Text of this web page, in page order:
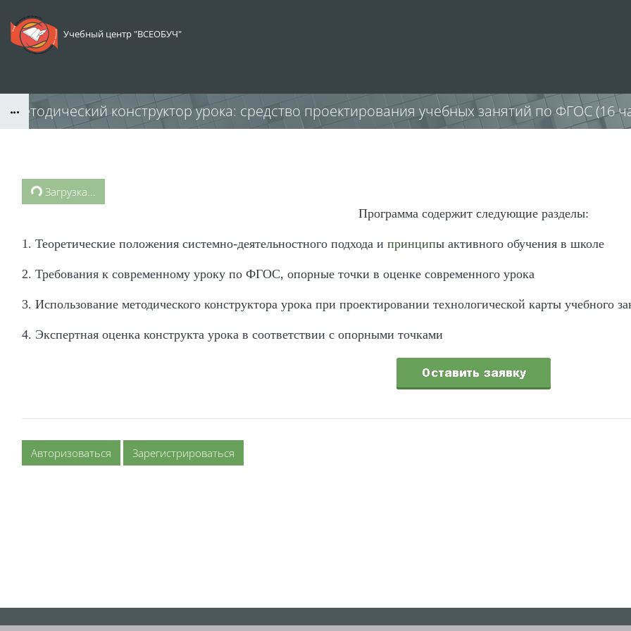
Учебный центр "ВСЕОБУЧ"
Методический конструктор урока: средство проектирования учебных занятий по ФГОС (16
Блоки
Загрузка...
Программа содержит следующие разделы:
1. Теоретические положения системно-деятельностного подхода и принципы активного обучения в школе
2. Требования к современному уроку по ФГОС, опорные точки в оценке современного урока
3. Использование методического конструктора урока при проектировании технологической карты учебного
4. Экспертная оценка конструкта урока в соответствии с опорными точками
Авторизоваться Зарегистрироваться
Блоки